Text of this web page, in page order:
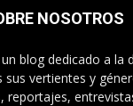
NOSOTROS
blog dedicado a la
vertientes y
reportajes,